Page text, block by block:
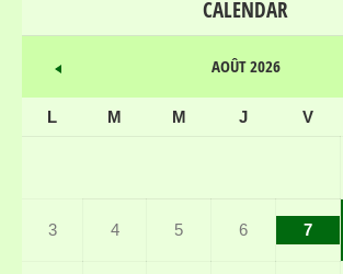
CALENDAR
AOÛT 2026
L M M J V
3 4 5 6 7